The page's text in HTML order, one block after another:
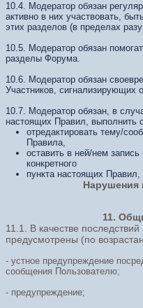
10.4. Модератор обязан
активно в них участвовать,
этих разделов (в пределах
10.5. Модератор обязан
разделы Форума.
10.6. Модератор обязан
Участников, сигнализирующих
10.7. Модератор обязан, в
настоящих Правил, выполнить
отредактировать тему/
Правила,
оставить в ней/нем
конкретного
пункта настоящих Правил,
Нарушения
11.
11.1. В качестве
предусмотрены (по
- устное предупреждение
сообщения Пользователю;
- предупреждение;